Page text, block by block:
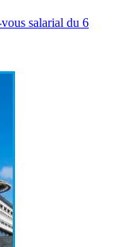
salarial du 6